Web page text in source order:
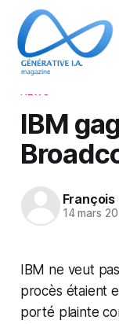
IBM
François
14 mars
IBM ne veut
procès étaient
porté plainte